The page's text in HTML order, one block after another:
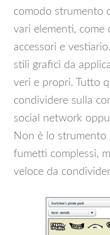
comodo strumento
vari elementi, come
accessori e
stili grafici da
veri e propri. Tutto
condividere sulla
social network
Non è lo strumento
fumetti complessi,
veloce da